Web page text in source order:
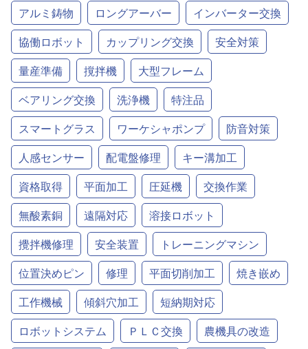
アルミ鋳物
ロングアーバー
インバーター交換
協働ロボット
カップリング交換
安全対策
量産準備
撹拌機
大型フレーム
ベアリング交換
洗浄機
特注品
スマートグラス
ワーケシャポンプ
防音対策
人感センサー
配電盤修理
キー溝加工
資格取得
平面加工 圧延機
交換作業
無酸素銅
遠隔対応
溶接ロボット
攪拌機修理
安全装置
トレーニングマシン
位置決めピン
修理 平面切削加工
焼き嵌め
工作機械
傾斜穴加工
短納期対応
ロボットシステム
ＰＬＣ交換 農機具の改造